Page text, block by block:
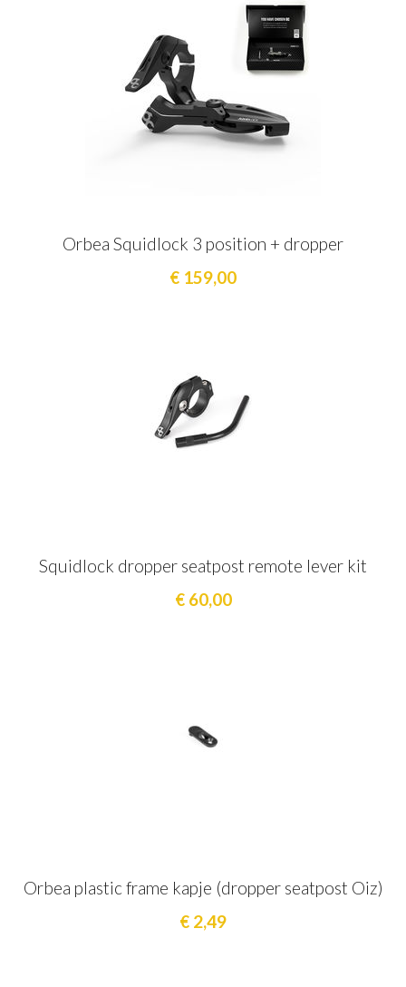
Orbea Squidlock 3 position + dropper
€ 159,00
Squidlock dropper seatpost remote lever kit
€ 60,00
Orbea plastic frame kapje (dropper seatpost Oiz)
€ 2,49